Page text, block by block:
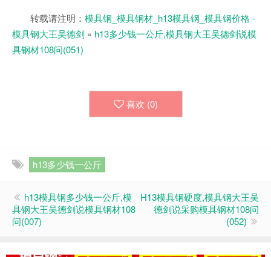
转载请注明： 模具钢_模具钢材_h13模具钢_模具钢价格 -
模具钢大王吴德剑 » h13多少钱一公斤,模具钢大王吴德剑说模
具钢材108问(051)
喜欢 (0)
h13多少钱一公斤
h13模具钢多少钱一公斤,模
具钢大王吴德剑说模具钢材108
问(007)
H13模具钢硬度,模具钢大王吴
德剑说采购模具钢材108问
(052)